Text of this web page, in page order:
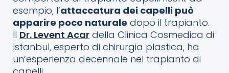
esempio, l’attaccatura dei capelli può
apparire poco naturale dopo il trapianto.
Il Dr. Levent Acar della Clinica Cosmedica di
Istanbul, esperto di chirurgia plastica, ha
un’esperienza decennale nel trapianto di